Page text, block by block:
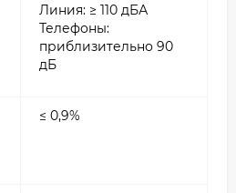
Линия: ≥ 110 дБА
Телефоны:
приблизительно 90
дБ
≤ 0,9%